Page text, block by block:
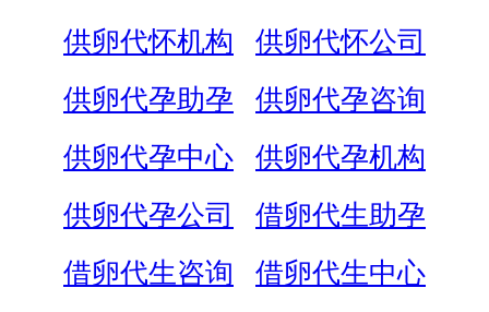
供卵代怀机构
供卵代怀公司
供卵代孕助孕
供卵代孕咨询
供卵代孕中心
供卵代孕机构
供卵代孕公司
借卵代生助孕
借卵代生咨询
借卵代生中心